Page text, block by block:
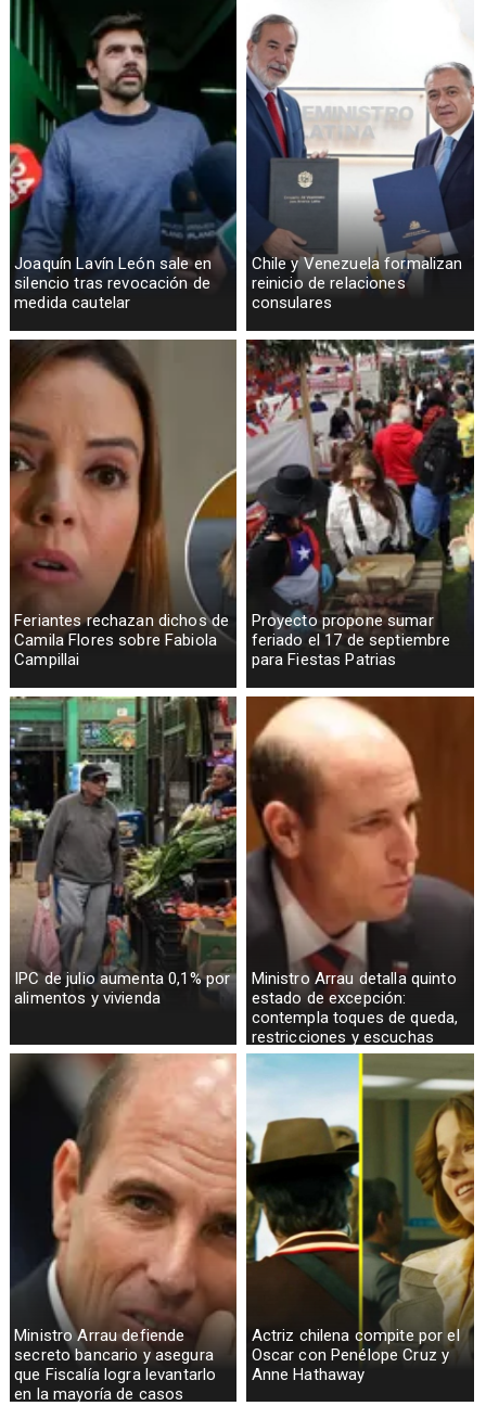
Joaquín Lavín León sale en
silencio tras revocación de
medida cautelar
Chile y Venezuela formalizan
reinicio de relaciones
consulares
Feriantes rechazan dichos de
Camila Flores sobre Fabiola
Campillai
Proyecto propone sumar
feriado el 17 de septiembre
para Fiestas Patrias
IPC de julio aumenta 0,1% por
alimentos y vivienda
Ministro Arrau detalla quinto
estado de excepción:
contempla toques de queda,
restricciones y escuchas
telefónicas en zonas críticas
Ministro Arrau defiende
secreto bancario y asegura
que Fiscalía logra levantarlo
en la mayoría de casos
Actriz chilena compite por el
Oscar con Penélope Cruz y
Anne Hathaway